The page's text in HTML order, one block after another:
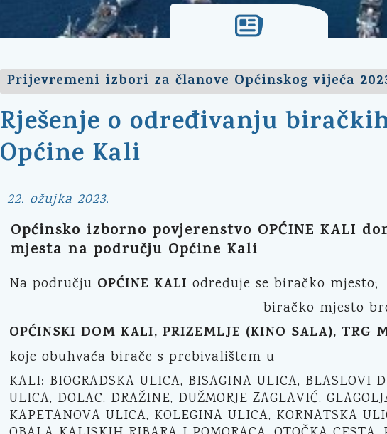
Prijevremeni izbori za članove Općinskog vijeća
Rješenje o određivanju
Općine Kali
22. ožujka 2023.
Općinsko izborno povjerenstvo OPĆINE KALI
mjesta na području Općine Kali
Na području OPĆINE KALI određuje se biračko mjesto;
biračko mjesto
OPĆINSKI DOM KALI, PRIZEMLJE (KINO SALA), TRG
koje obuhvaća birače s prebivalištem u
KALI: BIOGRADSKA ULICA, BISAGINA ULICA, BLASLOVI
ULICA, DOLAC, DRAŽINE, DUŽMORJE ZAGLAVIĆ,
KAPETANOVA ULICA, KOLEGINA ULICA, KORNATSKA